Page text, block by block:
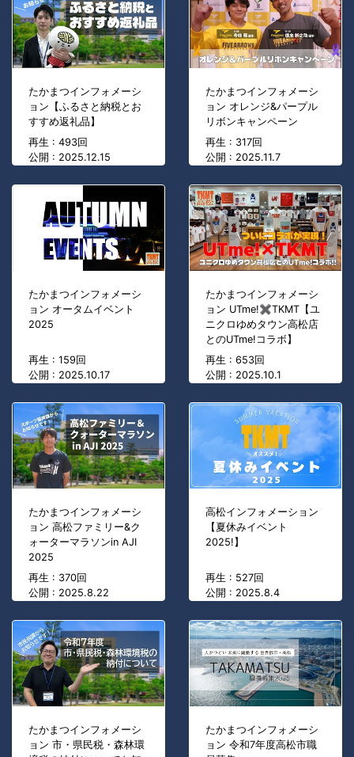
たかまつインフォメーシ
ョン【ふるさと納税とお
すすめ返礼品】
再生 : 493回
公開 : 2025.12.15
たかまつインフォメーシ
ョン オレンジ&パープル
リボンキャンペーン
再生 : 317回
公開 : 2025.11.7
たかまつインフォメーシ
ョン オータムイベント
2025
再生 : 159回
公開 : 2025.10.17
たかまつインフォメーシ
ョン UTme!✖TKMT【ユ
ニクロゆめタウン高松店
とのUTme!コラボ】
再生 : 653回
公開 : 2025.10.1
たかまつインフォメーシ
ョン 高松ファミリー&ク
ォーターマラソンin AJI
2025
再生 : 370回
公開 : 2025.8.22
高松インフォメーション
【夏休みイベント
2025!】
再生 : 527回
公開 : 2025.8.4
たかまつインフォメーシ
ョン 市・県民税・森林環
たかまつインフォメーシ
ョン 令和7年度高松市職